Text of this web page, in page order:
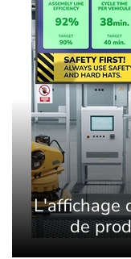
L'affichage
de